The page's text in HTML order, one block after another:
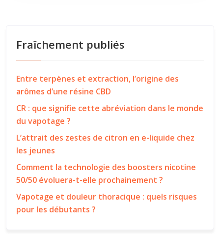
Fraîchement publiés
Entre terpènes et extraction, l’origine des
arômes d’une résine CBD
CR : que signifie cette abréviation dans le monde
du vapotage ?
L’attrait des zestes de citron en e-liquide chez
les jeunes
Comment la technologie des boosters nicotine
50/50 évoluera-t-elle prochainement ?
Vapotage et douleur thoracique : quels risques
pour les débutants ?